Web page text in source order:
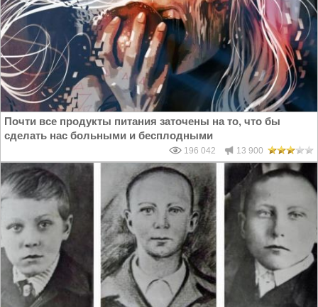
Почти все продукты питания заточены на то, что бы
сделать нас больными и бесплодными
196 042 13 900